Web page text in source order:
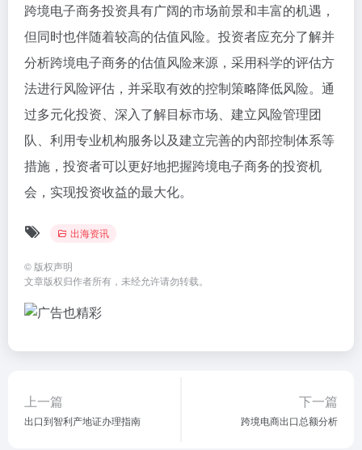
跨境电子商务投资具有广阔的市场前景和丰富的机遇，
但同时也伴随着较高的估值风险。投资者应充分了解并
分析跨境电子商务的估值风险来源，采用科学的评估方
法进行风险评估，并采取有效的控制策略降低风险。通
过多元化投资、深入了解目标市场、建立风险管理团
队、利用专业机构服务以及建立完善的内部控制体系等
措施，投资者可以更好地把握跨境电子商务的投资机
会，实现投资收益的最大化。
出海资讯
© 版权声明
文章版权归作者所有，未经允许请勿转载。
上一篇
出口到智利产地证办理指南
下一篇
跨境电商出口总额分析